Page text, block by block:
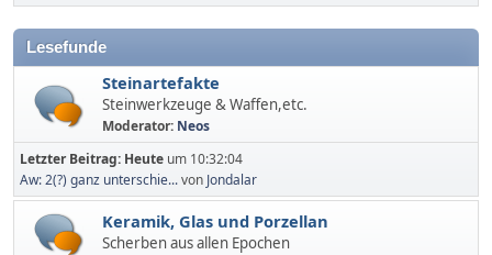
Lesefunde
Steinartefakte
Steinwerkzeuge & Waffen,etc.
Moderator: Neos
Letzter Beitrag: Heute um 10:32:04
Aw: 2(?) ganz unterschie...von Jondalar
Keramik, Glas und Porzellan
Scherben aus allen Epochen